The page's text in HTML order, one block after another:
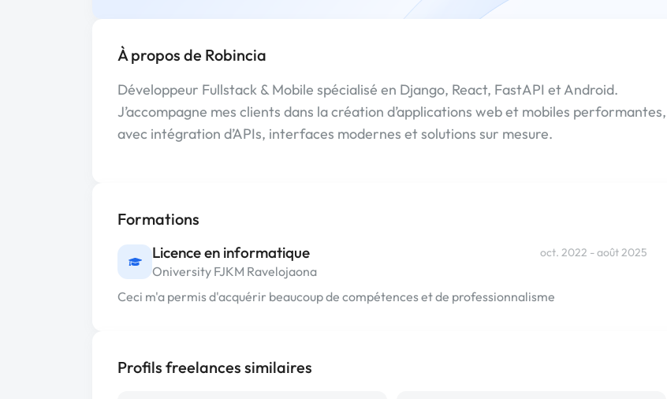
À propos de Robincia
Développeur Fullstack & Mobile spécialisé en Django, React, FastAPI et Android.
J’accompagne mes clients dans la création d’applications web et mobiles performantes,
avec intégration d’APIs, interfaces modernes et solutions sur mesure.
Formations
Licence en informatique
Oniversity FJKM Ravelojaona
oct. 2022 - août 2025
Ceci m'a permis d'acquérir beaucoup de compétences et de professionnalisme
Profils freelances similaires